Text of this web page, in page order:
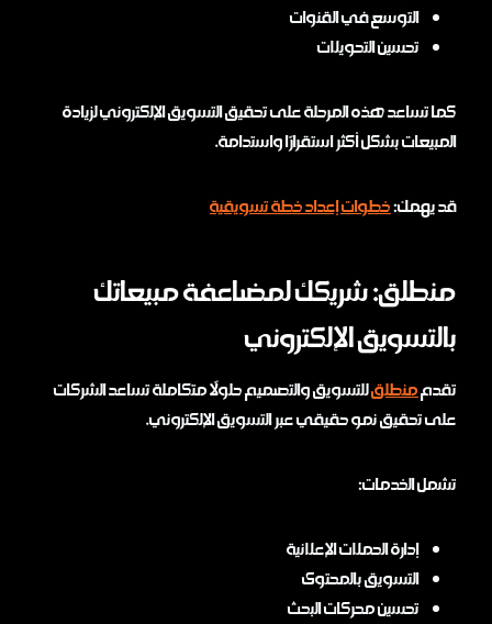
التوسع في القنوات
تحسين التحويلات
كما تساعد هذه المرحلة على تحقيق التسويق الإلكتروني لزيادة
المبيعات بشكل أكثر استقرارًا واستدامة.
قد يهمك:خطوات إعداد خطة تسويقية
منطلق: شريكك لمضاعفة مبيعاتك
بالتسويق الإلكتروني
تقدممنطلقللتسويق والتصميم حلولًا متكاملة تساعد الشركات
على تحقيق نمو حقيقي عبر التسويق الإلكتروني.
تشمل الخدمات:
إدارة الحملات الإعلانية
التسويق بالمحتوى
تحسين محركات البحث